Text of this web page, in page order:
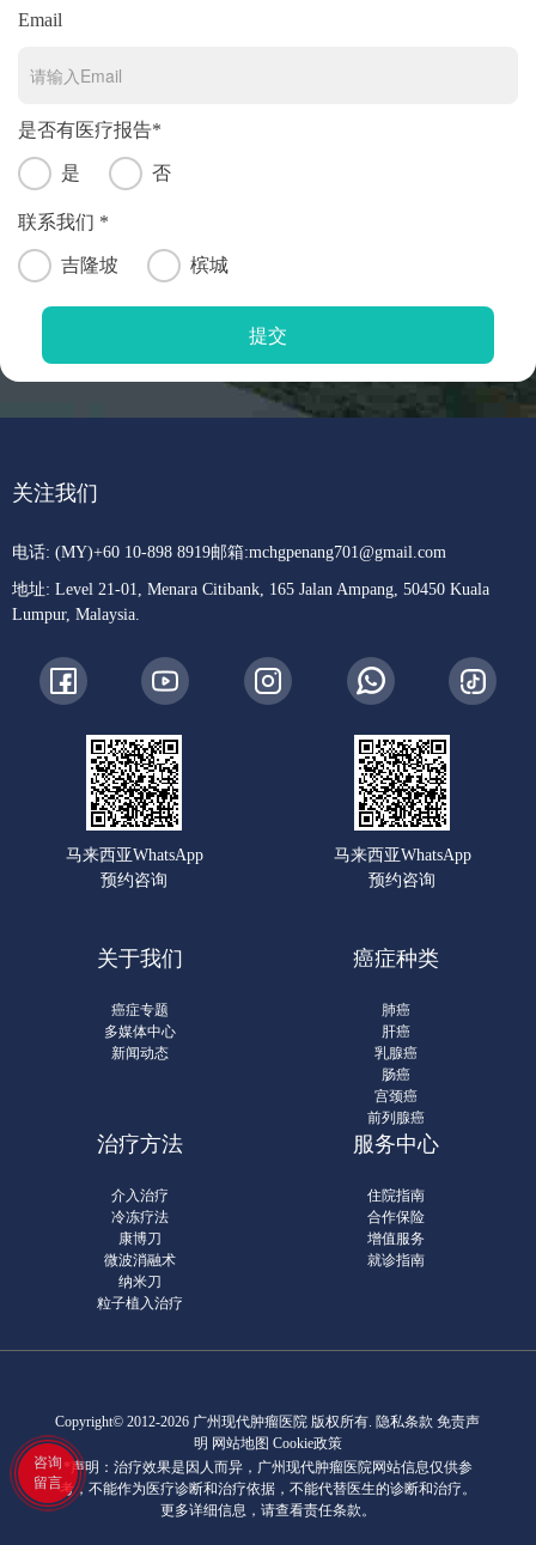
Email
是否有医疗报告*
是 否
联系我们 *
吉隆坡 槟城
关注我们
电话: (MY)+60 10-898 8919邮箱:mchgpenang701@gmail.com
地址: Level 21-01, Menara Citibank, 165 Jalan Ampang, 50450 Kuala
Lumpur, Malaysia.
马来西亚WhatsApp
预约咨询
马来西亚WhatsApp
预约咨询
关于我们
癌症专题
多媒体中心
新闻动态
癌症种类
肺癌
肝癌
乳腺癌
肠癌
宫颈癌
前列腺癌
治疗方法
介入治疗
冷冻疗法
康博刀
微波消融术
纳米刀
粒子植入治疗
服务中心
住院指南
合作保险
增值服务
就诊指南
Copyright© 2012-2026 广州现代肿瘤医院 版权所有. 隐私条款 免责声
明 网站地图 Cookie政策
*声明：治疗效果是因人而异，广州现代肿瘤医院网站信息仅供参
考，不能作为医疗诊断和治疗依据，不能代替医生的诊断和治疗。
更多详细信息，请查看责任条款。
咨询
留言